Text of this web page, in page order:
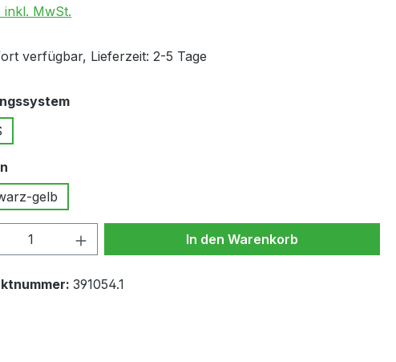
inkl. MwSt.
verfügbar, Lieferzeit: 2-5 Tage
auswählen
gelb
Anzahl: Gib den gewünschten Wert
In den Warenkorb
391054.1